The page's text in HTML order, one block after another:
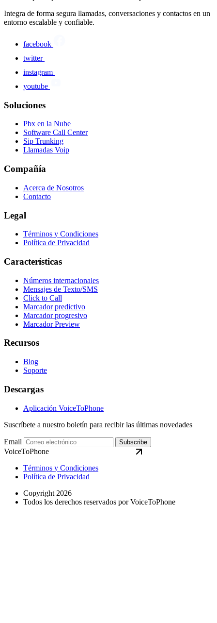
Integra de forma segura llamadas, conversaciones y contactos en un
entorno escalable y confiable.
facebook
twitter
instagram
youtube
Soluciones
Pbx en la Nube
Software Call Center
Sip Trunking
Llamadas Voip
Compañía
Acerca de Nosotros
Contacto
Legal
Términos y Condiciones
Política de Privacidad
Características
Números internacionales
Mensajes de Texto/SMS
Click to Call
Marcador predictivo
Marcador progresivo
Marcador Preview
Recursos
Blog
Soporte
Descargas
Aplicación VoiceToPhone
Suscríbete a nuestro boletín para recibir las últimas novedades
Email Subscribe
VoiceToPhone
Términos y Condiciones
Política de Privacidad
Copyright 2026
Todos los derechos reservados por VoiceToPhone